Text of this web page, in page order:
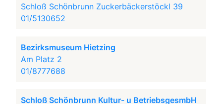
Schloß Schönbrunn Zuckerbäckerstöckl 39
01/5130652
Bezirksmuseum Hietzing
Am Platz 2
01/8777688
Schloß Schönbrunn Kultur- u BetriebsgesmbH